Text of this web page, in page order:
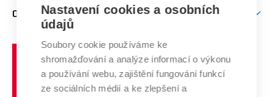
E-přihláška
Doktorské studium
Podpora podnikání
Mezinárodní vědecká rada
Systém zajišťování kvality výzkumu
Výzkumné infrastruktury
Transfer znalostí
Open Science
Zahraniční spolupráce
Spolupráce se školami
Služby univerzity
Mezinárodní dohody
O UNIVERZITĚ
Profil univerzity
Udržitelná univerzita
Podnikavá univerzita / ContriBUTe
učení
technické
Nastavení cookies a osobních
údajů
Soubory cookie používáme ke
shromažďování a analýze informací o výkonu
a používání webu, zajištění fungování funkcí
ze sociálních médií a ke zlepšení a